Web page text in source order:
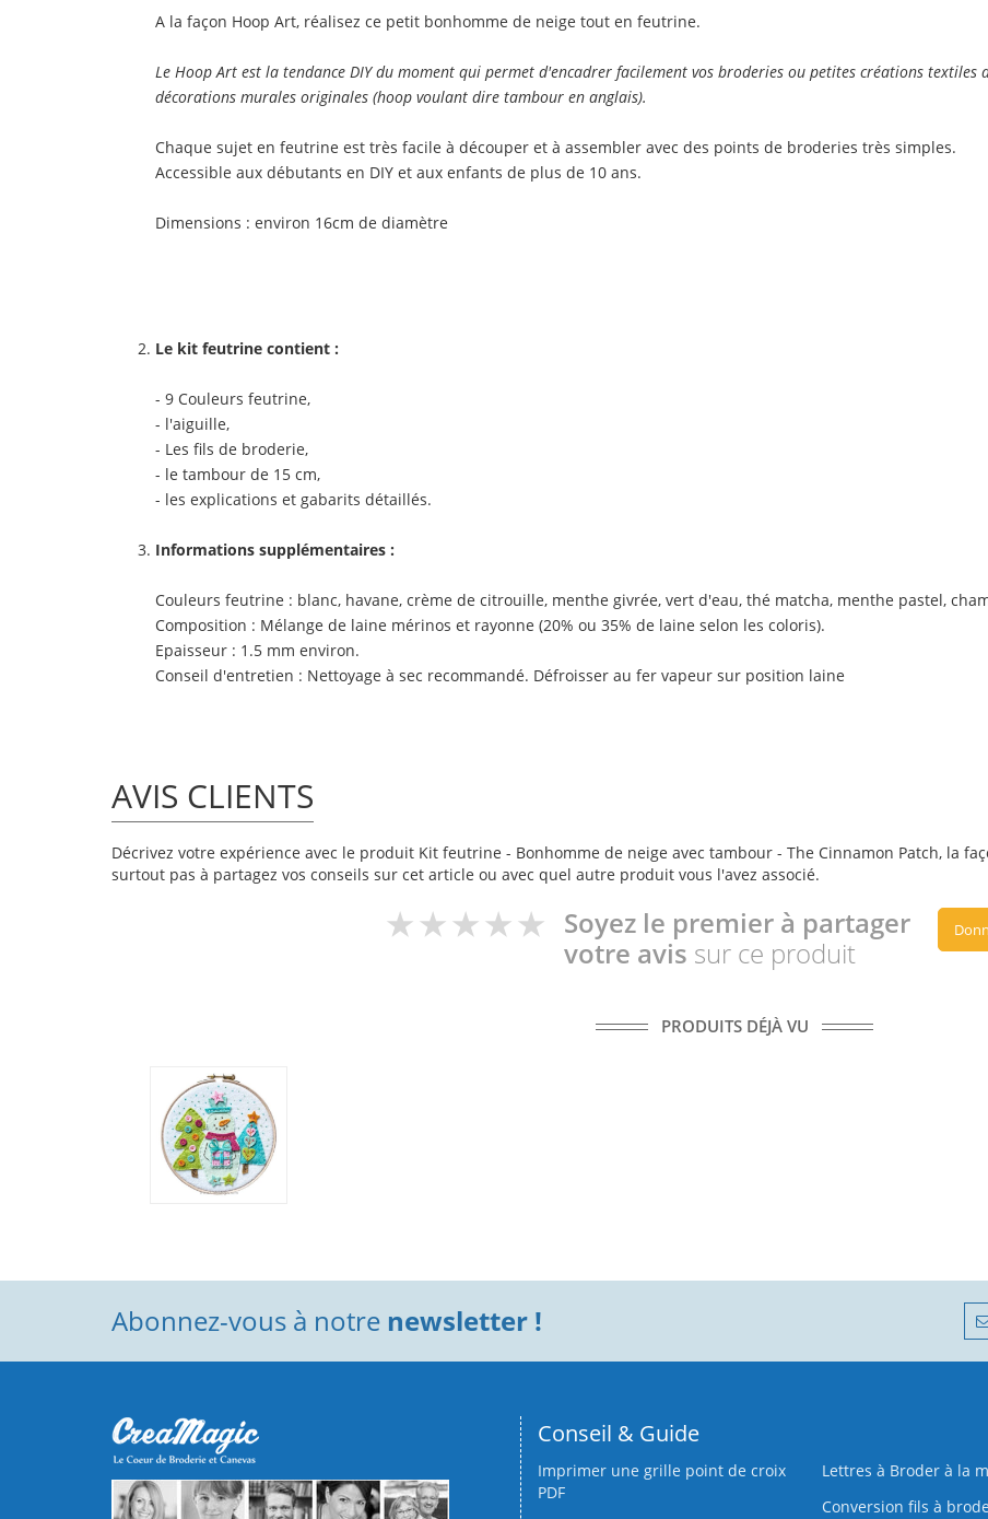
A la façon Hoop Art, réalisez ce petit bonhomme de neige tout en feutrine.
Le Hoop Art est la tendance DIY du moment qui permet d'encadrer facilement vos broderies ou petites créations
décorations murales originales (hoop voulant dire tambour en anglais).
Chaque sujet en feutrine est très facile à découper et à assembler avec des points de broderies très simples.
Accessible aux débutants en DIY et aux enfants de plus de 10 ans.
Dimensions : environ 16cm de diamètre
Le kit feutrine contient :
- 9 Couleurs feutrine,
- l'aiguille,
- Les fils de broderie,
- le tambour de 15 cm,
- les explications et gabarits détaillés.
Informations supplémentaires :
Couleurs feutrine : blanc, havane, crème de citrouille, menthe givrée, vert d'eau, thé matcha, menthe pastel,
Composition : Mélange de laine mérinos et rayonne (20% ou 35% de laine selon les coloris).
Epaisseur : 1.5 mm environ.
Conseil d'entretien : Nettoyage à sec recommandé. Défroisser au fer vapeur sur position laine
AVIS CLIENTS
Décrivez votre expérience avec le produit Kit feutrine - Bonhomme de neige avec tambour - The Cinnamon Patch, la
surtout pas à partagez vos conseils sur cet article ou avec quel autre produit vous l'avez associé.
Soyez le premier à partager
votre avis sur ce produit
PRODUITS DÉJÀ VU
Abonnez-vous à notre newsletter !
Conseil & Guide
Imprimer une grille point de croix
PDF
Lettres à Broder à la
Conversion fils à